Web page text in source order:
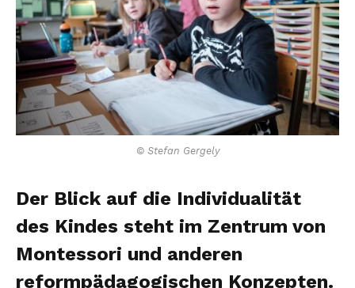
© Stefan Gergely
Der Blick auf die Individualität
des Kindes steht im Zentrum von
Montessori und anderen
reformpädagogischen Konzepten.